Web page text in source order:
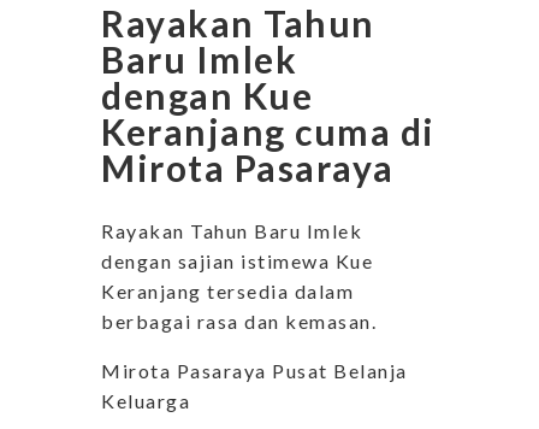
Rayakan Tahun
Baru Imlek
dengan Kue
Keranjang cuma di
Mirota Pasaraya
Rayakan Tahun Baru Imlek
dengan sajian istimewa Kue
Keranjang tersedia dalam
berbagai rasa dan kemasan.
Mirota Pasaraya Pusat Belanja
Keluarga